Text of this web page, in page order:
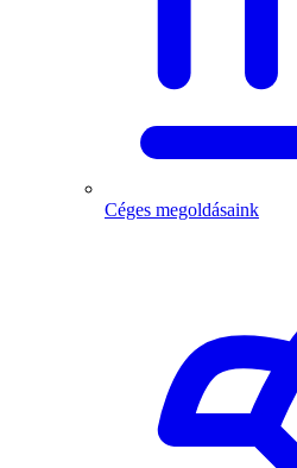
Céges megoldásaink